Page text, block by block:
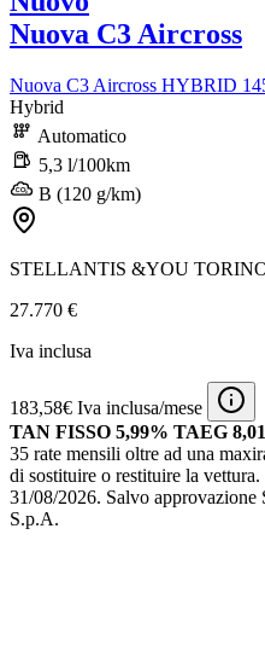
Nuova C3 Aircross
Nuova C3 Aircross HYBRID
Hybrid
Automatico
5,3 l/100km
B (120 g/km)
STELLANTIS &YOU
27.770 €
Iva inclusa
183,58€ Iva inclusa/mese
TAN FISSO 5,99% TAEG
35 rate mensili oltre ad una
di sostituire o restituire la vettura.
31/08/2026. Salvo approvazione
S.p.A.